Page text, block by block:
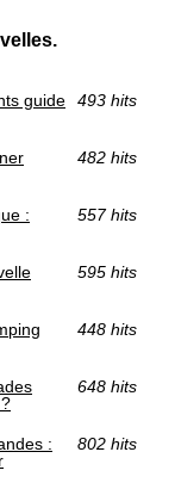
guide
493 hits
482 hits
:
557 hits
595 hits
448 hits
648 hits
:
802 hits